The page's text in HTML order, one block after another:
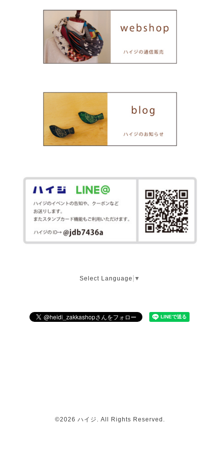
Select Language ▼
©2026 ハイジ . All Rights Reserved.